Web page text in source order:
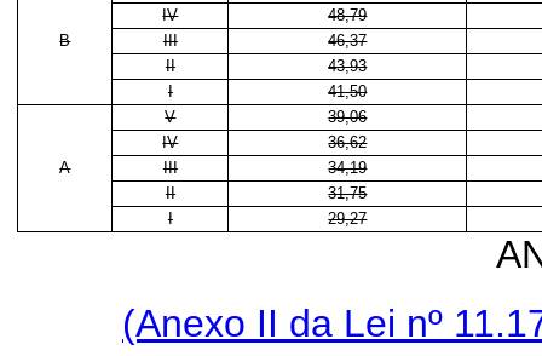
IV
48,79
B
III
46,37
II
43,93
I
41,50
V
39,06
IV
36,62
A
III
34,19
II
31,75
I
29,27
(Anexo II da Lei nº